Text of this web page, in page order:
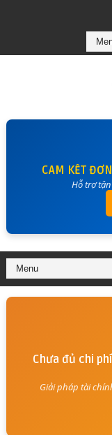
CAM KẾT
Hỗ trợ
Chưa đủ chi
Giải pháp tài